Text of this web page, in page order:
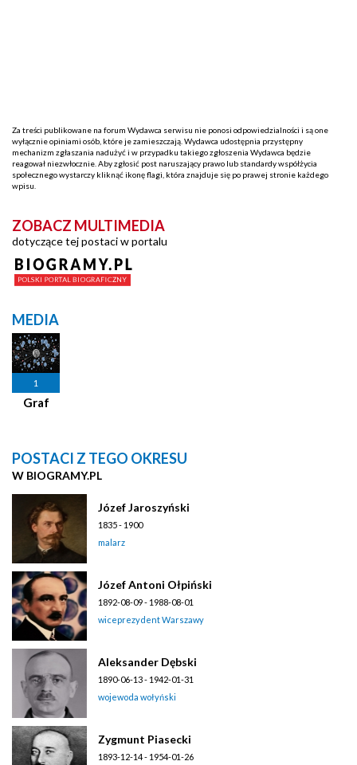
Za treści publikowane na forum Wydawca serwisu nie ponosi odpowiedzialności i są one
wyłącznie opiniami osób, które je zamieszczają. Wydawca udostępnia przystępny
mechanizm zgłaszania nadużyć i w przypadku takiego zgłoszenia Wydawca będzie
reagował niezwłocznie. Aby zgłosić post naruszający prawo lub standardy współżycia
społecznego wystarczy kliknąć ikonę flagi, która znajduje się po prawej stronie każdego
wpisu.
ZOBACZ MULTIMEDIA
dotyczące tej postaci w portalu
MEDIA
1
Graf
POSTACI Z TEGO OKRESU
W BIOGRAMY.PL
Józef Jaroszyński
1835 - 1900
malarz
Józef Antoni Ołpiński
1892-08-09 - 1988-08-01
wiceprezydent Warszawy
Aleksander Dębski
1890-06-13 - 1942-01-31
wojewoda wołyński
Zygmunt Piasecki
1893-12-14 - 1954-01-26